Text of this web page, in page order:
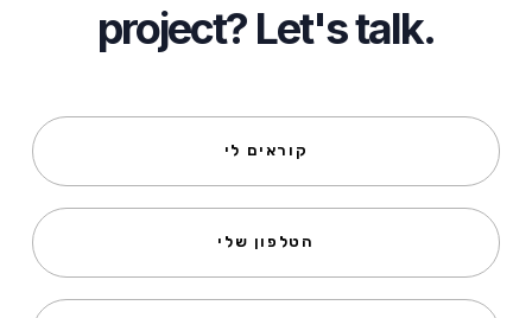
project? Let's talk.
קוראים
לי
הטלפון
שלי
האימייל